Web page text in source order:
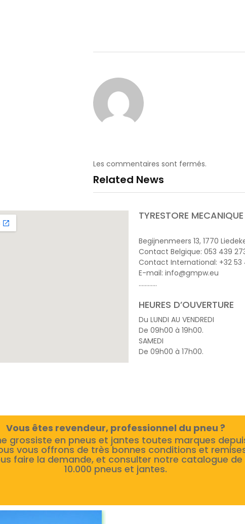
Les commentaires sont fermés.
Related News
TYRESTORE
Begijnenmeers 13, 1770
Contact Belgique: 053 439
Contact International: +32 53
E-mail: info@gmpw.eu
…………
HEURES D’OUVERTURE
Du LUNDI AU VENDREDI
De 09h00 à 19h00.
SAMEDI
De 09h00 à 17h00.
Vous êtes revendeur, professionnel du pneu ?
grossiste en pneus et jantes toutes marques
vous offrons de très bonnes conditions et
faire la demande, et consulter notre catalogue de
10.000 pneus et jantes.